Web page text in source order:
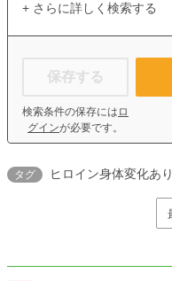
+ さらに詳しく検索する
保存する
検索条件の保存には ロ
グインが必要です。
タグ ヒロイン身体変化あり